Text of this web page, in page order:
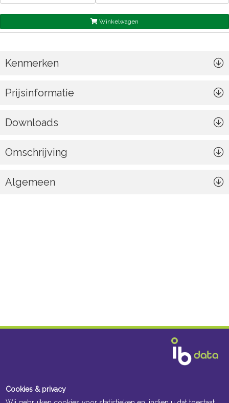
Winkelwagen
Kenmerken
Prijsinformatie
Downloads
Omschrijving
Algemeen
Cookies & privacy